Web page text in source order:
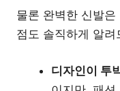
물론 완벽한 신발
점도 솔직하게 알려
디자인이 투